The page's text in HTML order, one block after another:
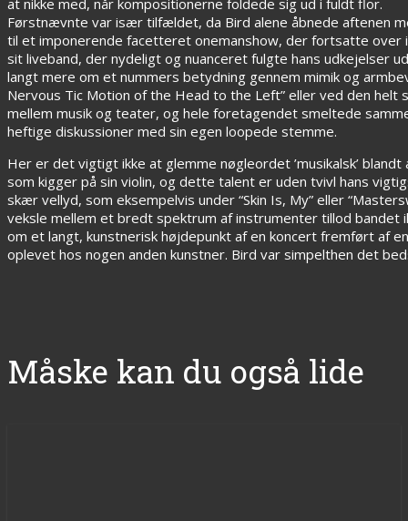
Førstnævnte var især tilfældet, da Bird alene åbnede aftenen
til et imponerende facetteret onemanshow, der fortsatte over
sit liveband, der nydeligt og nuanceret fulgte hans udkejelser
langt mere om et nummers betydning gennem mimik og
Nervous Tic Motion of the Head to the Left” eller ved den
mellem musik og teater, og hele foretagendet smeltede
heftige diskussioner med sin egen loopede stemme.
Her er det vigtigt ikke at glemme nøgleordet ’musikalsk’
som kigger på sin violin, og dette talent er uden tvivl hans
skær vellyd, som eksempelvis under “Skin Is, My” eller
veksle mellem et bredt spektrum af instrumenter tillod
om et langt, kunstnerisk højdepunkt af en koncert fremført af
oplevet hos nogen anden kunstner. Bird var simpelthen det
Måske kan du også lide